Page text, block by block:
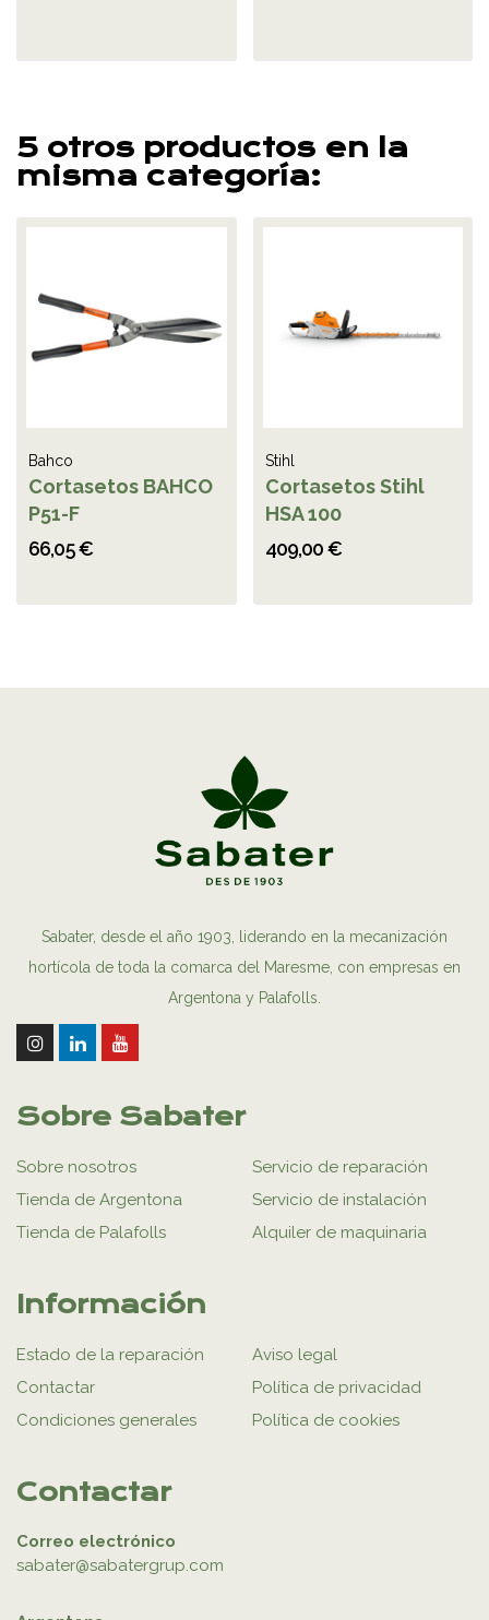
5 otros productos en la
misma categoría:
Bahco
Cortasetos BAHCO
P51-F
66,05 €
Stihl
Cortasetos Stihl
HSA 100
409,00 €
Sabater, desde el año 1903, liderando en la mecanización
hortícola de toda la comarca del Maresme, con empresas en
Argentona y Palafolls.
Sobre Sabater
Sobre nosotros
Tienda de Argentona
Tienda de Palafolls
Servicio de reparación
Servicio de instalación
Alquiler de maquinaria
Información
Estado de la reparación
Contactar
Condiciones generales
Aviso legal
Política de privacidad
Política de cookies
Contactar
Correo electrónico
sabater@sabatergrup.com